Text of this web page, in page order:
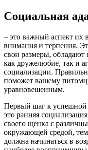
Социальная
– это важный аспект их
внимания и терпения.
свои размеры, обладают
как дружелюбие, так и
социализации.
поможет вашему
уравновешенным.
Первый шаг к успешной
это ранняя
своего щенка с
окружающей средой,
должна начинаться в